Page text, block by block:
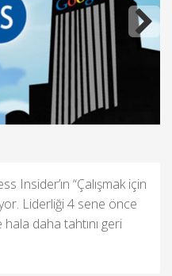
Insider’ın “Çalışmak için
Liderliği 4 sene önce
hala daha tahtını geri